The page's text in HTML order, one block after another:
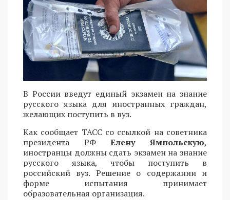
В России введут единый экзамен на знание
русского языка для иностранных граждан,
желающих поступить в вуз.
Как сообщает ТАСС со ссылкой на советника
президента РФЕлену Ямпольскую,
иностранцы должны сдать экзамен на знание
русского языка, чтобы поступить в
российский вуз. Решение о содержании и
форме испытания принимает
образовательная организация.